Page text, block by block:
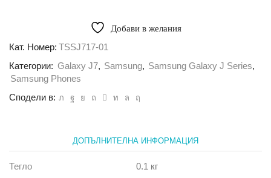
Sammato
Samsung
J7
черен
Добави в желания
Кат. Номер: TSSJ717-01
Категории: Galaxy J7, Samsung, Samsung Galaxy J Series,
Samsung Phones
Сподели в:
ДОПЪЛНИТЕЛНА ИНФОРМАЦИЯ
Тегло 0.1 кг